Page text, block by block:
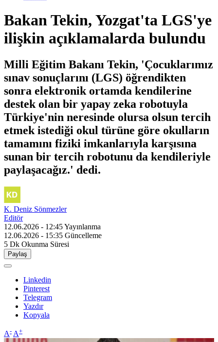
Bakan Tekin, Yozgat'ta LGS'ye
ilişkin açıklamalarda bulundu
Milli Eğitim Bakanı Tekin, 'Çocuklarımız
sınav sonuçlarını (LGS) öğrendikten
sonra elektronik ortamda kendilerine
destek olan bir yapay zeka robotuyla
Türkiye'nin neresinde olursa olsun tercih
etmek istediği okul türüne göre okulların
tamamını fiziki imkanlarıyla karşısına
sunan bir tercih robotunu da kendileriyle
paylaşacağız.' dedi.
K. Deniz Sönmezler
Editör
12.06.2026 - 12:45Yayınlanma
12.06.2026 - 15:35 Güncelleme
5 Dk Okunma Süresi
Paylaş
Linkedin
Pinterest
Telegram
Yazdır
Kopyala
A- A+